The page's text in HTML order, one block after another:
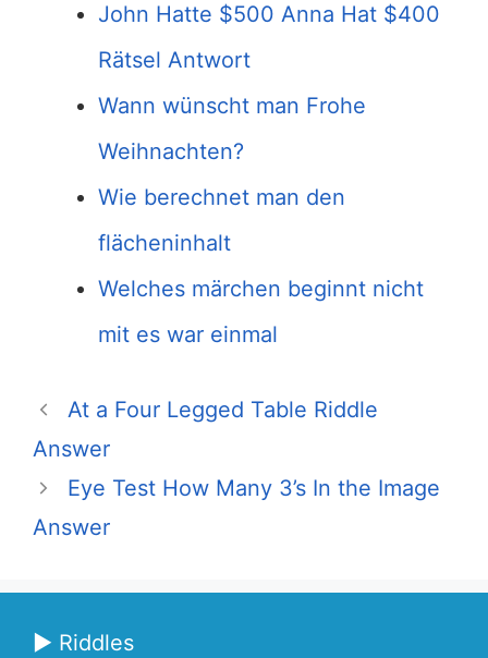
John Hatte $500 Anna Hat $400
Rätsel Antwort
Wann wünscht man Frohe
Weihnachten?
Wie berechnet man den
flächeninhalt
Welches märchen beginnt nicht
mit es war einmal
At a Four Legged Table Riddle
Answer
Eye Test How Many 3’s In the Image
Answer
▶ Riddles